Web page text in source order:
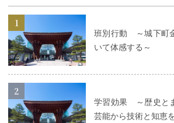
班別行動 ～城下町
いて体感する～
詳細はこちら
学習効果 ～歴史と
芸能から技術と知恵
詳細はこちら